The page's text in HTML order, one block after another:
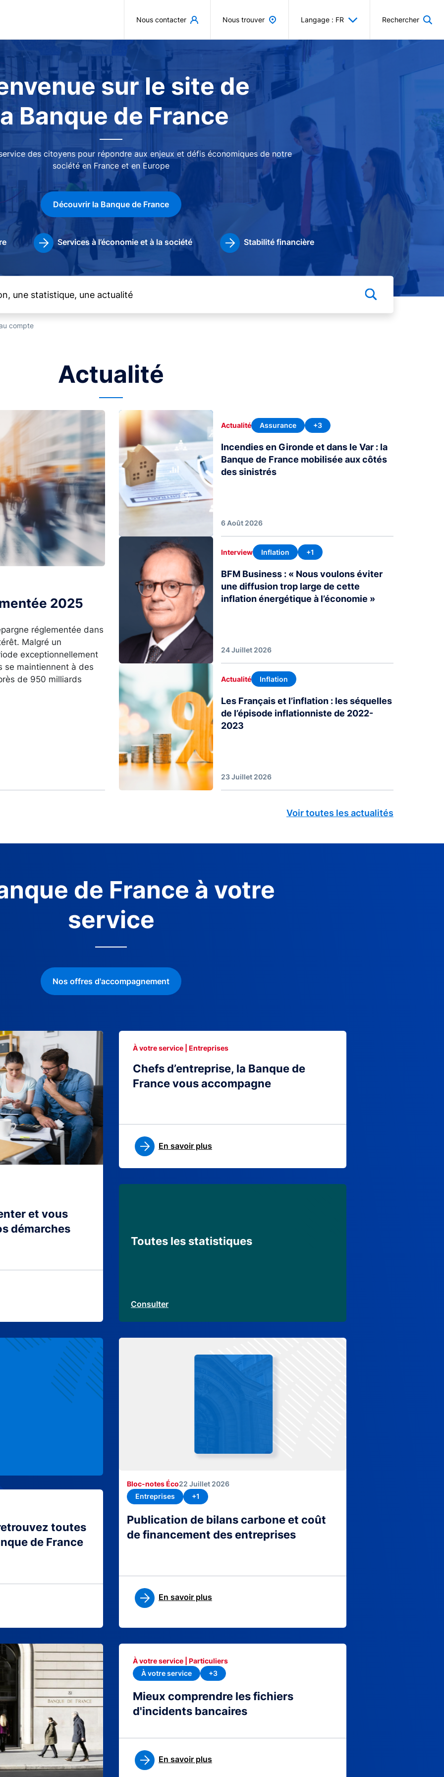
Nous contacter Nous trouver Langage : FR Rechercher
sur le site de
Banque de France
des citoyens pour répondre aux enjeux et défis économiques de notre
société en France et en Europe
Découvrir la Banque de France
Services à l’économie et à la société Stabilité financière
compte
Actualité
2025
réglementée dans
Malgré un
exceptionnellement
se maintiennent à des
de 950 milliards
Image
Actualité Assurance +3
Incendies en Gironde et dans le Var : la
Banque de France mobilisée aux côtés
des sinistrés
6 Août 2026
Interview Inflation +1
BFM Business : « Nous voulons éviter
une diffusion trop large de cette
inflation énergétique à l’économie »
24 Juillet 2026
Image
Actualité Inflation
Les Français et l’inflation : les séquelles
de l’épisode inflationniste de 2022-
2023
23 Juillet 2026
Voir toutes les actualités
de France à votre
service
Nos offres d'accompagnement
et vous
démarches
Chefs d’entreprise, la Banque de
France vous accompagne
À votre service | Entreprises
En savoir plus
Toutes les statistiques
Consulter
Publication de bilans carbone et coût
de financement des entreprises
Bloc-notes Éco22 Juillet 2026
Entreprises
+1
En savoir plus
toutes
de France
Mieux comprendre les fichiers
d'incidents bancaires
À votre service | Particuliers
À votre service
+3
En savoir plus